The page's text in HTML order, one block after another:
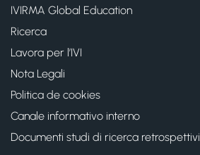
IVIRMA Global Education
Ricerca
Lavora per l’IVI
Nota Legali
Politica de cookies
Canale informativo interno
Documenti studi di ricerca retrospettivi